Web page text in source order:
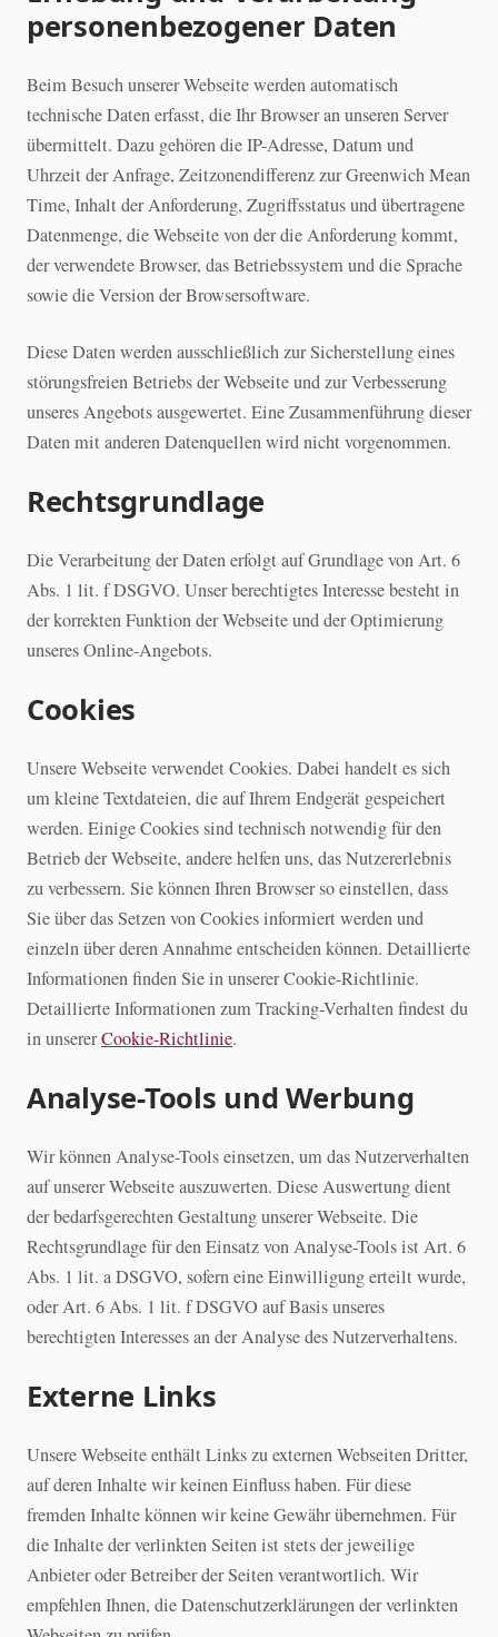
personenbezogener Daten
Beim Besuch unserer Webseite werden automatisch
technische Daten erfasst, die Ihr Browser an unseren Server
übermittelt. Dazu gehören die IP-Adresse, Datum und
Uhrzeit der Anfrage, Zeitzonendifferenz zur Greenwich Mean
Time, Inhalt der Anforderung, Zugriffsstatus und übertragene
Datenmenge, die Webseite von der die Anforderung kommt,
der verwendete Browser, das Betriebssystem und die Sprache
sowie die Version der Browsersoftware.
Diese Daten werden ausschließlich zur Sicherstellung eines
störungsfreien Betriebs der Webseite und zur Verbesserung
unseres Angebots ausgewertet. Eine Zusammenführung dieser
Daten mit anderen Datenquellen wird nicht vorgenommen.
Rechtsgrundlage
Die Verarbeitung der Daten erfolgt auf Grundlage von Art. 6
Abs. 1 lit. f DSGVO. Unser berechtigtes Interesse besteht in
der korrekten Funktion der Webseite und der Optimierung
unseres Online-Angebots.
Cookies
Unsere Webseite verwendet Cookies. Dabei handelt es sich
um kleine Textdateien, die auf Ihrem Endgerät gespeichert
werden. Einige Cookies sind technisch notwendig für den
Betrieb der Webseite, andere helfen uns, das Nutzererlebnis
zu verbessern. Sie können Ihren Browser so einstellen, dass
Sie über das Setzen von Cookies informiert werden und
einzeln über deren Annahme entscheiden können. Detaillierte
Informationen finden Sie in unserer Cookie-Richtlinie.
Detaillierte Informationen zum Tracking-Verhalten findest du
in unsererCookie-Richtlinie.
Analyse-Tools und Werbung
Wir können Analyse-Tools einsetzen, um das Nutzerverhalten
auf unserer Webseite auszuwerten. Diese Auswertung dient
der bedarfsgerechten Gestaltung unserer Webseite. Die
Rechtsgrundlage für den Einsatz von Analyse-Tools ist Art. 6
Abs. 1 lit. a DSGVO, sofern eine Einwilligung erteilt wurde,
oder Art. 6 Abs. 1 lit. f DSGVO auf Basis unseres
berechtigten Interesses an der Analyse des Nutzerverhaltens.
Externe Links
Unsere Webseite enthält Links zu externen Webseiten Dritter,
auf deren Inhalte wir keinen Einfluss haben. Für diese
fremden Inhalte können wir keine Gewähr übernehmen. Für
die Inhalte der verlinkten Seiten ist stets der jeweilige
Anbieter oder Betreiber der Seiten verantwortlich. Wir
empfehlen Ihnen, die Datenschutzerklärungen der verlinkten